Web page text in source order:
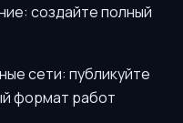
создайте полный
сети: публикуйте
формат работ